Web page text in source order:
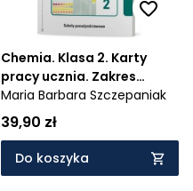
Chemia. Klasa 2. Karty
pracy ucznia. Zakres
podstawowy. Liceum i
technikum
Maria Barbara Szczepaniak
39,90 zł
Do koszyka